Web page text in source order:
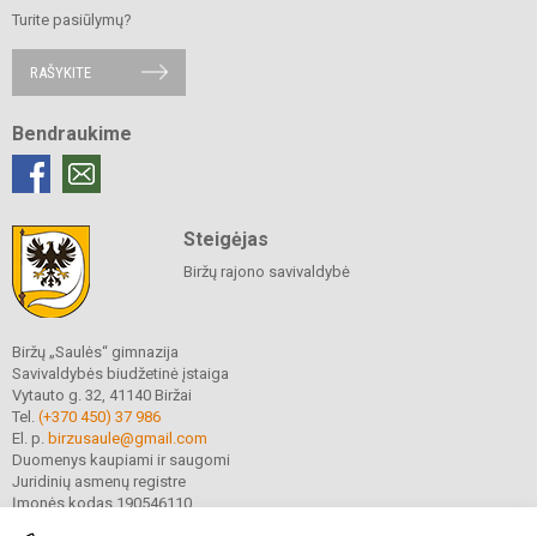
Turite pasiūlymų?
RAŠYKITE
Bendraukime
Steigėjas
Biržų rajono savivaldybė
Biržų „Saulės“ gimnazija
Savivaldybės biudžetinė įstaiga
Vytauto g. 32, 41140 Biržai
Tel. (+370 450) 37 986
El. p. birzusaule@gmail.com
Duomenys kaupiami ir saugomi
Juridinių asmenų registre
Įmonės kodas 190546110